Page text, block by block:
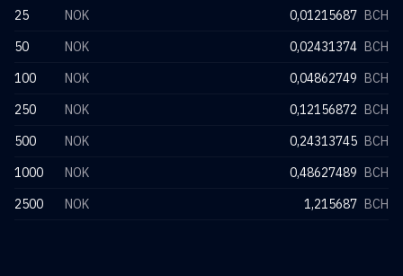
25
NOK 0,01215687 BCH
50
NOK 0,02431374 BCH
100
NOK 0,04862749 BCH
250
NOK 0,12156872 BCH
500
NOK 0,24313745 BCH
1000
NOK 0,48627489 BCH
2500
NOK 1,215687 BCH